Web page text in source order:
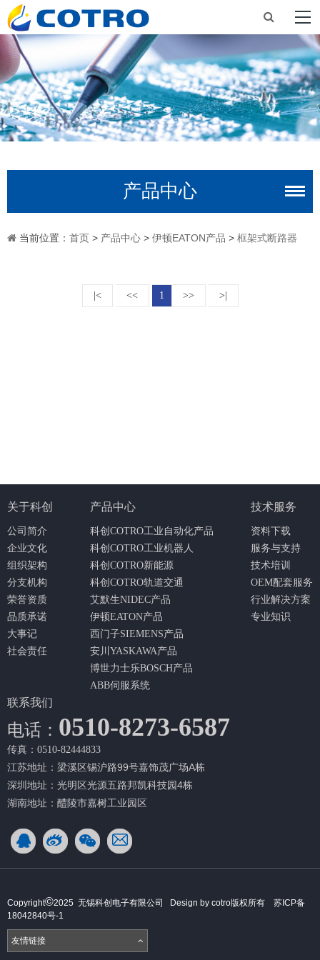
产品中心
当前位置： 首页 > 产品中心 > 伊顿EATON产品 > 框架式断路器
|< << 1 >> >|
关于科创
公司简介
企业文化
组织架构
分支机构
荣誉资质
品质承诺
大事记
社会责任
产品中心
科创COTRO工业自动化产品
科创COTRO工业机器人
科创COTRO新能源
科创COTRO轨道交通
艾默生NIDEC产品
伊顿EATON产品
西门子SIEMENS产品
安川YASKAWA产品
博世力士乐BOSCH产品
ABB伺服系统
技术服务
资料下载
服务与支持
技术培训
OEM配套服务
行业解决方案
专业知识
联系我们
电话： 0510-8273-6587
传真：0510-82444833
江苏地址：梁溪区锡沪路99号嘉饰茂广场A栋
深圳地址：光明区光源五路邦凯科技园4栋
湖南地址：醴陵市嘉树工业园区
Copyright©2025 无锡科创电子有限公司 Design by cotro版权所有 苏ICP备
18042840号-1
友情链接